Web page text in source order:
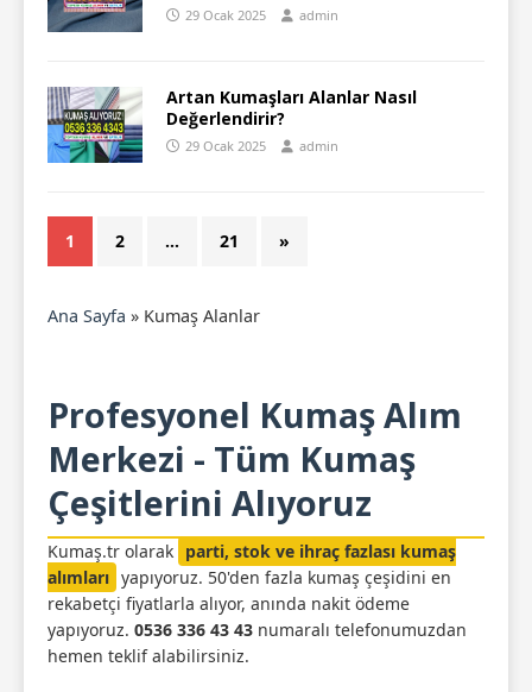
29 Ocak 2025 admin
Artan Kumaşları Alanlar Nasıl
Değerlendirir?
29 Ocak 2025 admin
1 2 … 21 »
Ana Sayfa » Kumaş Alanlar
Profesyonel Kumaş Alım
Merkezi - Tüm Kumaş
Çeşitlerini Alıyoruz
Kumaş.tr olarak parti, stok ve ihraç fazlası kumaş
alımları yapıyoruz. 50'den fazla kumaş çeşidini en
rekabetçi fiyatlarla alıyor, anında nakit ödeme
yapıyoruz. 0536 336 43 43 numaralı telefonumuzdan
hemen teklif alabilirsiniz.